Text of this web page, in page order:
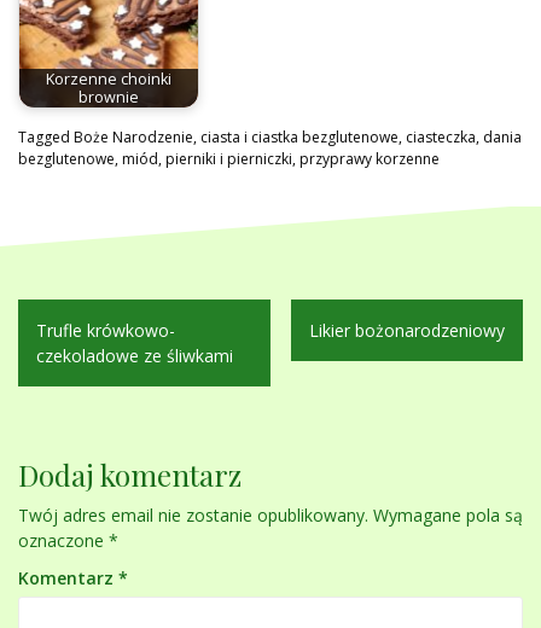
Korzenne choinki
brownie
Tagged Boże Narodzenie, ciasta i ciastka bezglutenowe, ciasteczka, dania
bezglutenowe,miód,pierniki i pierniczki,przyprawy korzenne
Nawigacja
wpisu
Trufle krówkowo-
czekoladowe ze śliwkami
Likier bożonarodzeniowy
Dodaj komentarz
Twój adres email nie zostanie opublikowany. Wymagane pola są
oznaczone *
Komentarz *